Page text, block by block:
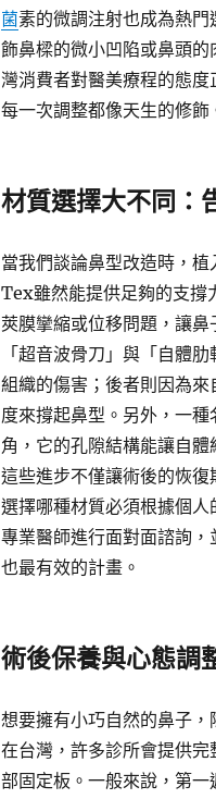
菌素的微調注射也成為熱
飾鼻樑的微小凹陷或鼻頭
灣消費者對醫美療程的態
每一次調整都像天生的修飾
材質選擇大不同：
當我們談論鼻型改造時，
Tex雖然能提供足夠的支撐
莢膜攣縮或位移問題，讓
「超音波骨刀」與「自體
組織的傷害；後者則因為
度來撐起鼻型。另外，一
角，它的孔隙結構能讓自
這些進步不僅讓術後的恢復
選擇哪種材質必須根據個
專業醫師進行面對面諮詢
也最有效的計畫。
術後保養與心態調
想要擁有小巧自然的鼻子
在台灣，許多診所會提供
部固定板。一般來說，第